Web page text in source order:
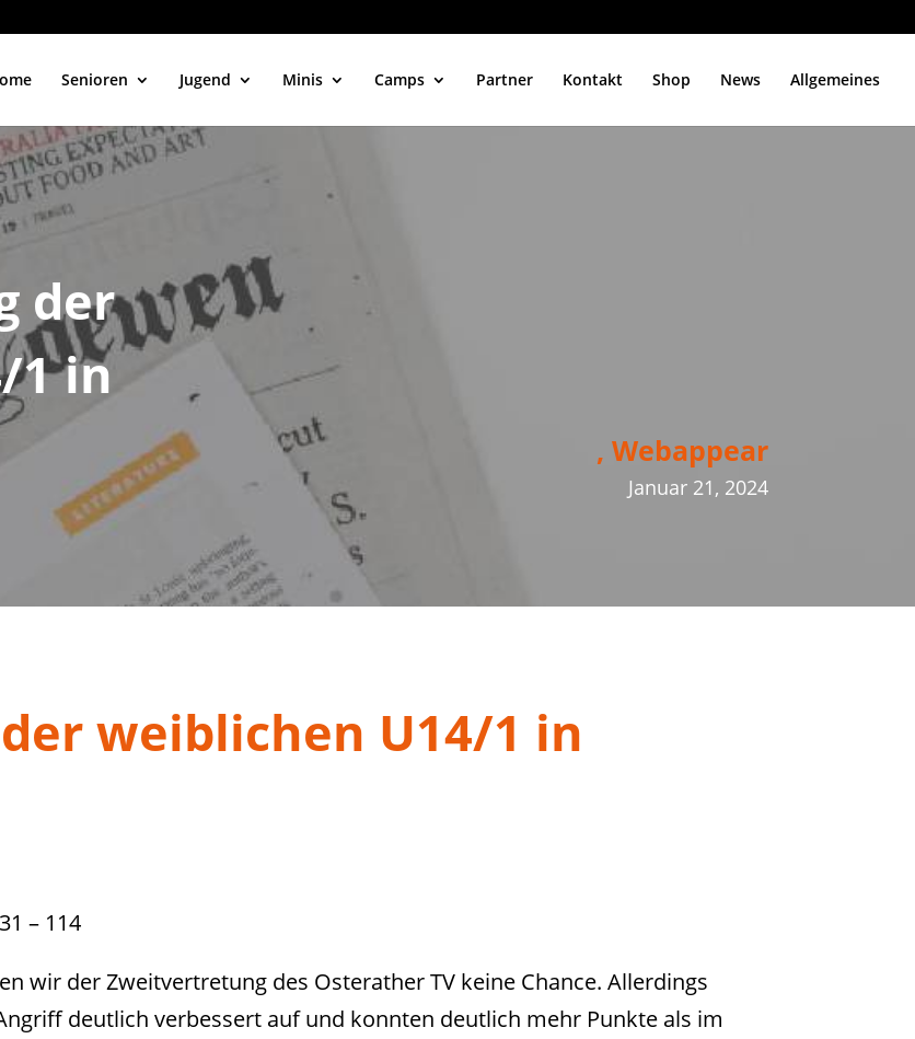
Senioren Jugend Minis Camps Partner Kontakt Shop News Allgemeines
der
1 in
, Webappear
Januar 21, 2024
weiblichen U14/1 in
– 114
wir der Zweitvertretung des Osterather TV keine Chance. Allerdings
deutlich verbessert auf und konnten deutlich mehr Punkte als im